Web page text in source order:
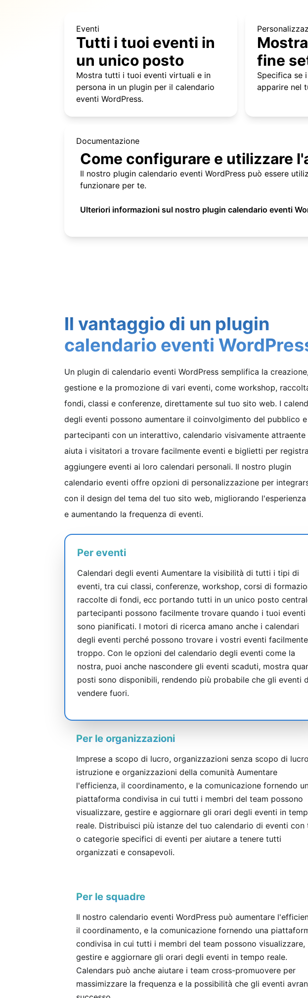
Eventi
Tutti i tuoi eventi in
un unico posto
Mostra tutti i tuoi eventi virtuali e in
persona in un plugin per il calendario
eventi WordPress.
fine
Specifica se
apparire nel
Documentazione
Come configurare e utilizzare
Il nostro plugin calendario eventi WordPress può essere
funzionare per te.
Ulteriori informazioni sul nostro plugin calendario eventi
Il vantaggio di un plugin
calendario eventi
Un plugin di calendario eventi WordPress semplifica la
gestione e la promozione di vari eventi, come workshop,
fondi, classi e conferenze, direttamente sul tuo sito web. I
degli eventi possono aumentare il coinvolgimento del pubblico
partecipanti con un interattivo, calendario visivamente attraente
aiuta i visitatori a trovare facilmente eventi e biglietti per
aggiungere eventi ai loro calendari personali. Il nostro plugin
calendario eventi offre opzioni di personalizzazione per
con il design del tema del tuo sito web, migliorando l'esperienza
e aumentando la frequenza di eventi.
Per eventi
Calendari degli eventi Aumentare la visibilità di tutti i tipi di
eventi, tra cui classi, conferenze, workshop, corsi di
raccolte di fondi, ecc portando tutti in un unico posto
partecipanti possono facilmente trovare quando i tuoi eventi
sono pianificati. I motori di ricerca amano anche i calendari
degli eventi perché possono trovare i vostri eventi facilmente
troppo. Con le opzioni del calendario degli eventi come la
nostra, puoi anche nascondere gli eventi scaduti, mostra
posti sono disponibili, rendendo più probabile che gli eventi
vendere fuori.
Per le organizzazioni
Imprese a scopo di lucro, organizzazioni senza scopo di
istruzione e organizzazioni della comunità Aumentare
l'efficienza, il coordinamento, e la comunicazione fornendo
piattaforma condivisa in cui tutti i membri del team possono
visualizzare, gestire e aggiornare gli orari degli eventi in
reale. Distribuisci più istanze del tuo calendario di eventi con
o categorie specifici di eventi per aiutare a tenere tutti
organizzati e consapevoli.
Per le squadre
Il nostro calendario eventi WordPress può aumentare
il coordinamento, e la comunicazione fornendo una
condivisa in cui tutti i membri del team possono visualizzare,
gestire e aggiornare gli orari degli eventi in tempo reale.
Calendars può anche aiutare i team cross-promuovere per
massimizzare la frequenza e la possibilità che gli eventi